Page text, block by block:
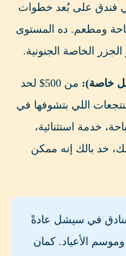
فندق على بُعد خطوات
ومطعم. ده المستوى
الخاصة الجنونية.
من 500$ لحد
اللي بتشوفها في
خدمة استثنائية،
خد بالك إنه ممكن
في سيشل عادةً
الأعياد. كمان